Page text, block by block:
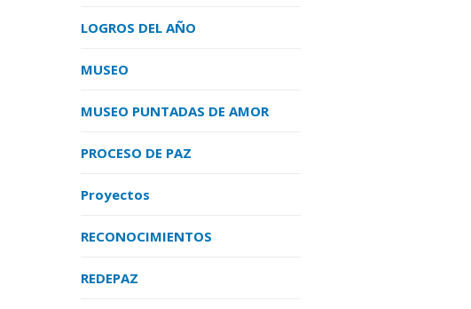
LOGROS DEL AÑO
MUSEO
MUSEO PUNTADAS DE AMOR
PROCESO DE PAZ
Proyectos
RECONOCIMIENTOS
REDEPAZ